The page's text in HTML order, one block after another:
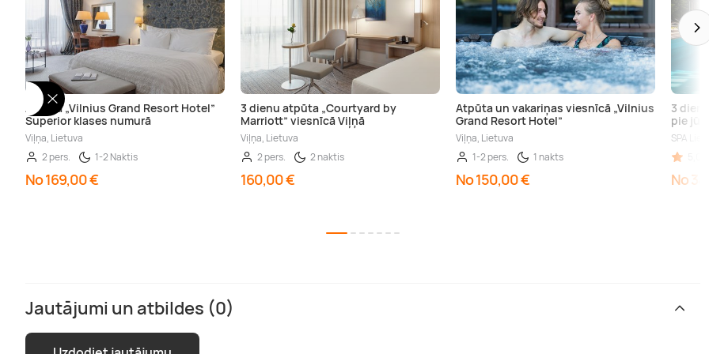
Atpūta „Vilnius Grand Resort Hotel”
Superior klases numurā
Viļņa, Lietuva
2 pers.
1-2 Naktis
No 169,00 €
3 dienu atpūta „Courtyard by
Marriott” viesnīcā Viļņā
Viļņa, Lietuva
2 pers.
2 naktis
160,00 €
Atpūta un vakariņas viesnīcā „Vilnius
Grand Resort Hotel”
Viļņa, Lietuva
1-2 pers.
1 nakts
No 150,00 €
3
pie
SPA
No
Jautājumi un atbildes (0)